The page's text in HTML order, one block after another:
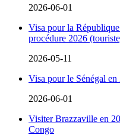
2026-06-01
Visa pour la
procédure 2026
2026-05-11
Visa pour le Sénégal
2026-06-01
Visiter Brazzaville en
Congo